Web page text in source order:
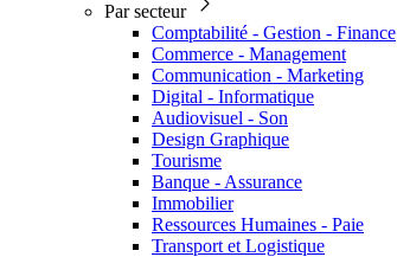
Par secteur
Comptabilité - Gestion - Finance
Commerce - Management
Communication - Marketing
Digital - Informatique
Audiovisuel - Son
Design Graphique
Tourisme
Banque - Assurance
Immobilier
Ressources Humaines - Paie
Transport et Logistique